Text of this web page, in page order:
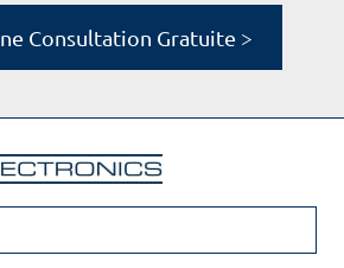
Consultation Gratuite >